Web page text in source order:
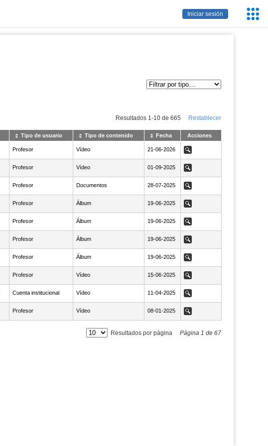
Iniciar sesión
Resultados 1 -10de 665 Restablecer
Tipo de usuario Tipo de contenido Fecha Acciones
Profesor Vídeo NaN21-06-2026
21-06-2026 Ver
Profesor Vídeo NaN01-09-2025
01-09-2025 Ver
Profesor Documentos NaN28-07-2025
28-07-2025 Ver
Profesor Álbum NaN19-06-2025
19-06-2025 Ver
Profesor Álbum NaN19-06-2025
19-06-2025 Ver
Profesor Álbum NaN19-06-2025
19-06-2025 Ver
Profesor Álbum NaN19-06-2025
19-06-2025 Ver
Profesor Vídeo NaN15-06-2025
15-06-2025 Ver
Cuenta institucional Vídeo NaN11-04-2025
11-04-2025 Ver
Profesor Vídeo NaN08-01-2025
08-01-2025 Ver
Resultados por página Página 1 de 67